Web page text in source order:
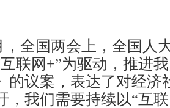
，全国两会上，全国人
联网+”为驱动，推进
的议案，表达了对经济
，我们需要持续以“互